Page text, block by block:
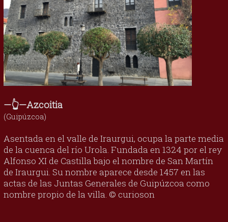
—👆—Azcoitia
(Guipúzcoa)
Asentada en el valle de Iraurgui, ocupa la parte media
de la cuenca del río Urola. Fundada en 1324 por el rey
Alfonso XI de Castilla bajo el nombre de San Martín
de Iraurgui. Su nombre aparece desde 1457 en las
actas de las Juntas Generales de Guipúzcoa como
nombre propio de la villa. © curioson